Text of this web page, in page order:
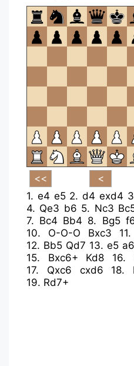
om
te
1. e4 e5 2. d4 exd4
4. Qe3 b6 5. Nc3
7. Bc4 Bb4 8. Bg5
10. O-O-O Bxc3 11.
12. Bb5 Qd7 13. e5 a6
15. Bxc6+ Kd8 16.
17. Qxc6 cxd6 18.
19. Rd7+